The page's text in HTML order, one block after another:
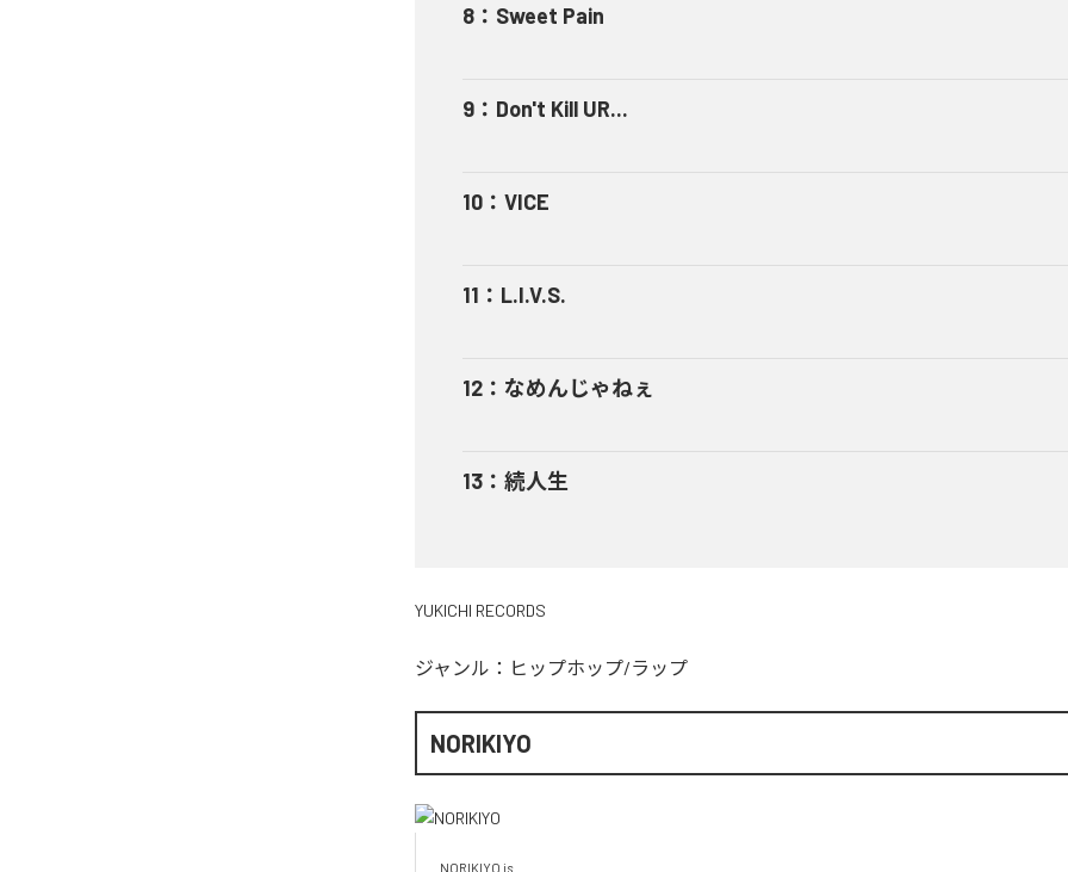
8 ： Sweet Pain
9 ： Don't Kill UR...
10 ： VICE
11 ： L.I.V.S.
12 ： なめんじゃねぇ
13 ： 続人生
YUKICHI RECORDS
ジャンル： ヒップホップ/ラップ
NORIKIYO
NORIKIYO is...